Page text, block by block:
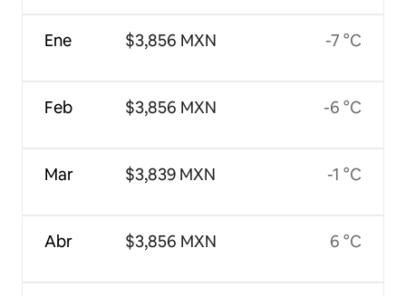
Ene
Feb
Mar
Abr
$3,856 MXN
$3,856 MXN
$3,839 MXN
$3,856 MXN
-7 °C
-6 °C
-1 °C
6 °C